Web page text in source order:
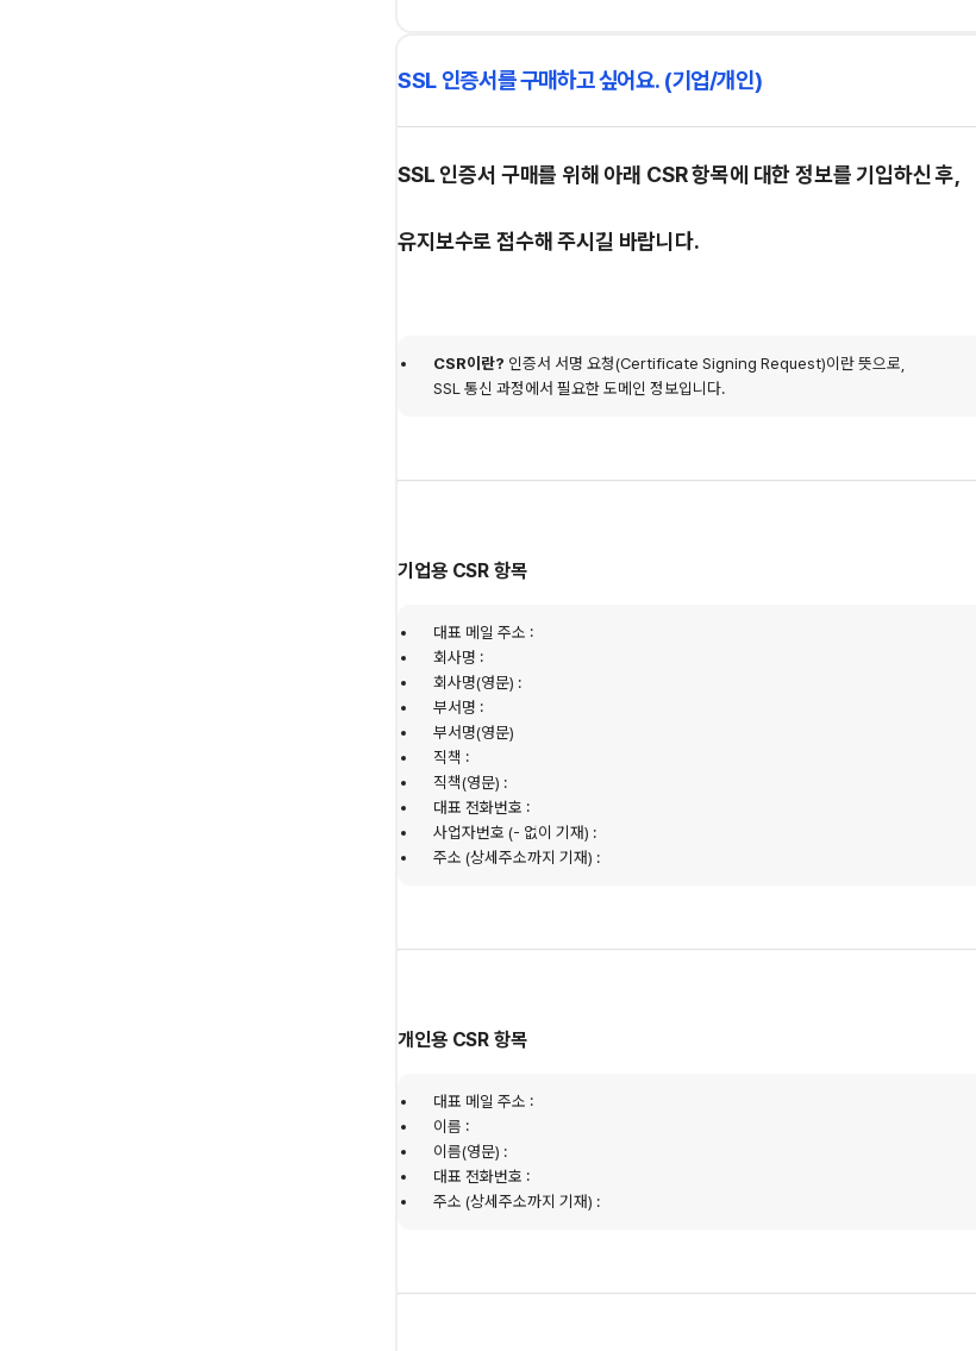
SSL 인증서를 구매하고 싶어요. (기업/개인)
SSL 인증서 구매를 위해 아래 CSR 항목에 대한 정보를 기입하신 후,
유지보수로 접수해 주시길 바랍니다.
CSR이란? 인증서 서명 요청(Certificate Signing Request)이란 뜻으로,
SSL 통신 과정에서 필요한 도메인 정보입니다.
기업용 CSR 항목
대표 메일 주소 :
회사명 :
회사명(영문) :
부서명 :
부서명(영문)
직책 :
직책(영문) :
대표 전화번호 :
사업자번호 (- 없이 기재) :
주소 (상세주소까지 기재) :
개인용 CSR 항목
대표 메일 주소 :
이름 :
이름(영문) :
대표 전화번호 :
주소 (상세주소까지 기재) :